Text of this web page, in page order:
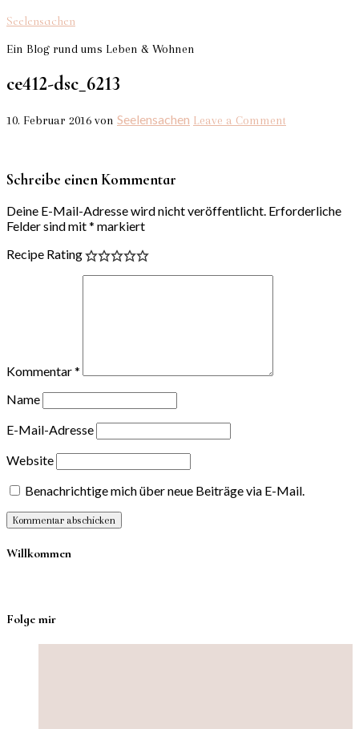
Seelensachen
Ein Blog rund ums Leben & Wohnen
ce412-dsc_6213
10. Februar 2016 von Seelensachen Leave a Comment
Schreibe einen Kommentar
Deine E-Mail-Adresse wird nicht veröffentlicht. Erforderliche
Felder sind mit* markiert
Recipe Rating
Kommentar*
Name
E-Mail-Adresse
Website
Benachrichtige mich über neue Beiträge via E-Mail.
Willkommen
Folge mir